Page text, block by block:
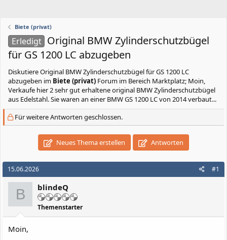
Biete (privat)
Erledigt Original BMW Zylinderschutzbügel
für GS 1200 LC abzugeben
DiskutiereOriginal BMW Zylinderschutzbügel für GS 1200 LC
abzugeben im Biete (privat) Forum im Bereich Marktplatz; Moin,
Verkaufe hier 2 sehr gut erhaltene original BMW Zylinderschutzbügel
aus Edelstahl. Sie waren an einer BMW GS 1200 LC von 2014 verbaut...
Für weitere Antworten geschlossen.
Neues Thema erstellen Antworten
15.06.2026 #1
B blindeQ
Themenstarter
Moin,